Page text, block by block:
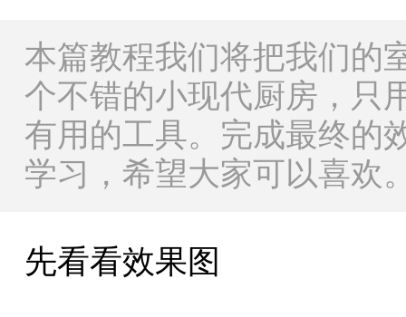
本篇教程我们将把我们的
个不错的小现代厨房，只
有用的工具。完成最终的
学习，希望大家可以喜欢
先看看效果图